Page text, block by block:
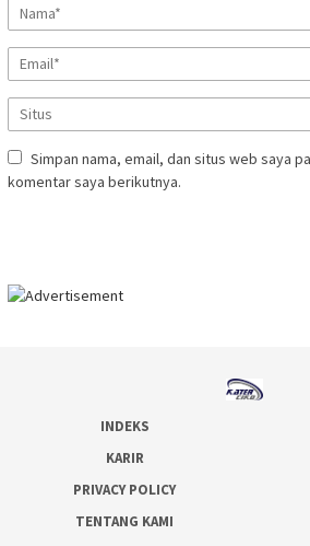
Simpan nama, email, dan situs web saya
komentar saya berikutnya.
INDEKS
KARIR
PRIVACY POLICY
TENTANG KAMI